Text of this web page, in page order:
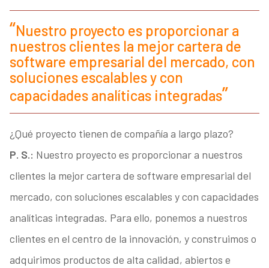
Nuestro proyecto es proporcionar a
nuestros clientes la mejor cartera de
software empresarial del mercado, con
soluciones escalables y con
capacidades analíticas integradas
¿Qué proyecto tienen de compañía a largo plazo?
P. S.: Nuestro proyecto es proporcionar a nuestros
clientes la mejor cartera de software empresarial del
mercado, con soluciones escalables y con capacidades
analíticas integradas. Para ello, ponemos a nuestros
clientes en el centro de la innovación, y construimos o
adquirimos productos de alta calidad, abiertos e